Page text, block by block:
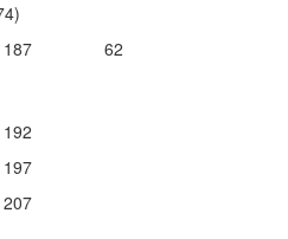
187 62
192
197
207